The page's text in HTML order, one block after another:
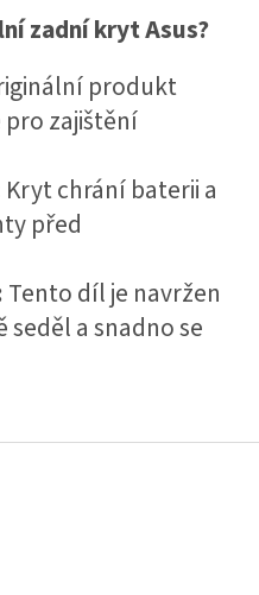
zadní kryt Asus?
produkt
zajištění
Kryt chrání baterii a
před
Tento díl je navržen
a snadno se